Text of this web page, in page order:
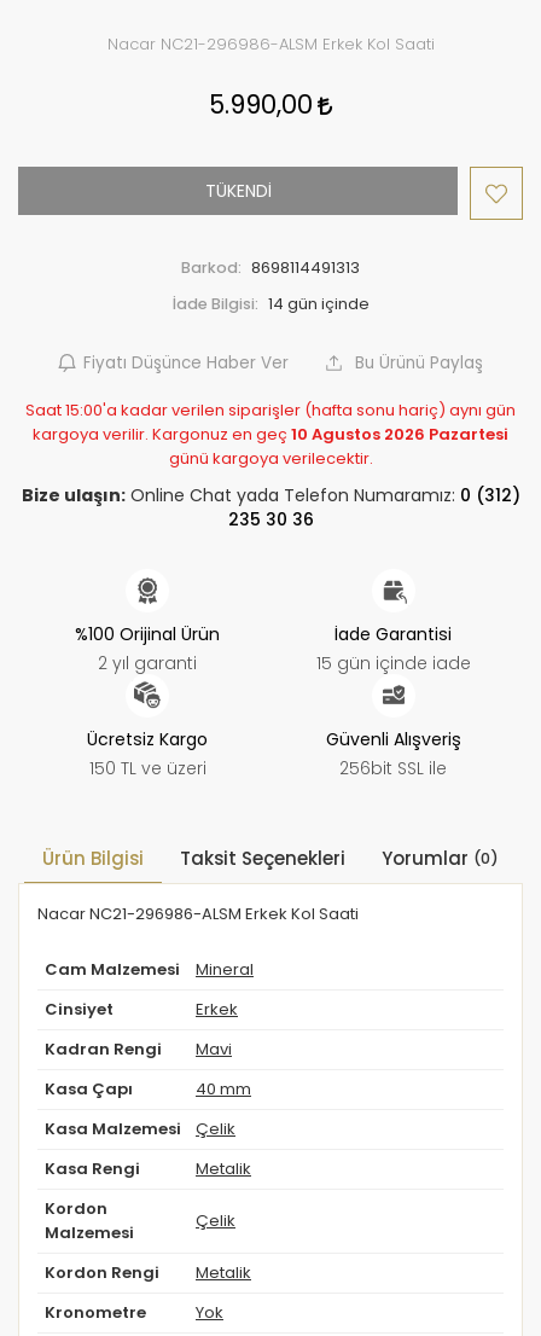
Nacar NC21-296986-ALSM Erkek Kol Saati
5.990,00
TÜKENDİ
Barkod: 8698114491313
İade Bilgisi:
Fiyatı Düşünce Haber Ver Bu Ürünü Paylaş
Saat 15:00'a kadar verilen siparişler (hafta sonu hariç) aynı gün
kargoya verilir. Kargonuz en geç 10 Agustos 2026 Pazartesi
günü kargoya verilecektir.
Bize ulaşın:Online Chat yada Telefon Numaramız: 0 (312)
235 30 36
%100 Orijinal Ürün
2 yıl garanti
İade Garantisi
15 gün içinde iade
Ücretsiz Kargo
150 TL ve üzeri
Güvenli Alışveriş
256bit SSL ile
Ürün Bilgisi Taksit Seçenekleri Yorumlar (0)
Nacar NC21-296986-ALSM Erkek Kol Saati
Cam Malzemesi Mineral
Cinsiyet Erkek
Kadran Rengi Mavi
Kasa Çapı 40 mm
Kasa Malzemesi Çelik
Kasa Rengi Metalik
Kordon
Malzemesi
Çelik
Kordon Rengi Metalik
Kronometre Yok